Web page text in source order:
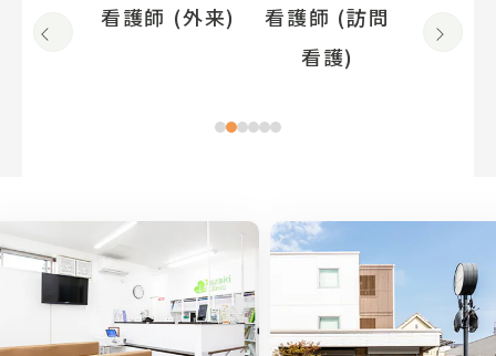
Previous
看護師 (訪問
看護師 (訪問
診療)
Next
Previous Next